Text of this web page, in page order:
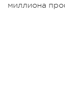
миллиона